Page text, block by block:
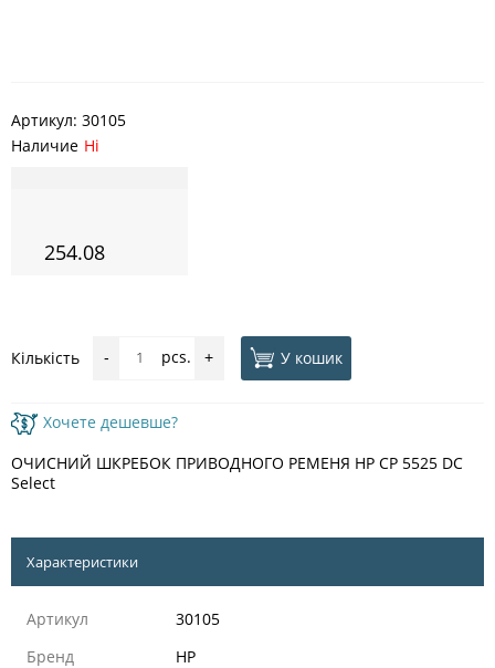
Артикул: 30105
Наличие Ні
254.08
Кількість - pcs. + У кошик
Хочете дешевше?
ОЧИСНИЙ ШКРЕБОК ПРИВОДНОГО РЕМЕНЯ HP CP 5525 DC
Select
Характеристики
Артикул
30105
Бренд
HP